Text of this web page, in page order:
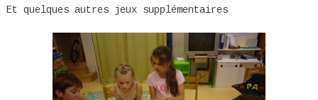
Et quelques autres jeux supplémentaires